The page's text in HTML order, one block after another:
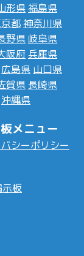
形県福島県
都神奈川県
野県 岐阜県
阪府 兵庫県
広島県 山口県
賀県 長崎県
沖縄県
メニュー
シーポリシー
板